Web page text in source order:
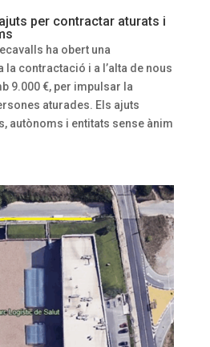
per contractar aturats i
ha obert una
la contractació i a l’alta de nous
9.000 €, per impulsar la
aturades. Els ajuts
autònoms i entitats sense ànim